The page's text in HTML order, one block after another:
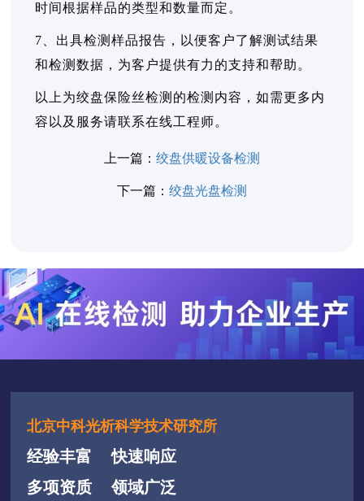
时间根据样品的类型和数量而定。
7、出具检测样品报告，以便客户了解测试结果
和检测数据，为客户提供有力的支持和帮助。
以上为绞盘保险丝检测的检测内容，如需更多内
容以及服务请联系在线工程师。
上一篇： 绞盘供暖设备检测
下一篇： 绞盘光盘检测
北京中科光析科学技术研究所
经验丰富
快速响应
多项资质
领域广泛